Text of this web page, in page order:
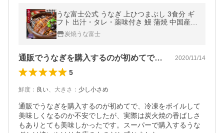
うな富士公式 うなぎ 上ひつまぶし 3食分 ギ
フト 出汁・タレ・薬味付き 鰻 蒲焼 中国産二
ホンウナギ 青うなぎ 二ホンウナギ 特大 プ
レゼント 丑の日 お中元
炭焼うな富士
通販でうなぎを購入するのが初めてで、冷… 2020/11/14
5
鮮度 ： 良い、 大きさ ： 少し小さめ
通販でうなぎを購入するのが初めてで、冷凍をボイルして
美味しくなるのか不安でしたが、実際は炭火焼の香ばしさ
もありとても美味しかったです。スーパーで購入するうな